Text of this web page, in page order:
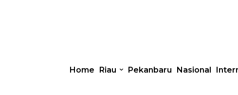
Home Riau Pekanbaru Nasional